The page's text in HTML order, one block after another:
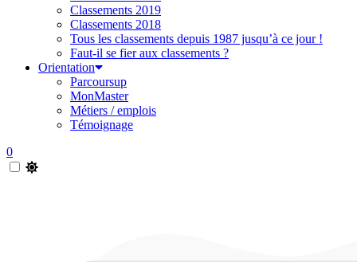
Classements 2019
Classements 2018
Tous les classements depuis 1987 jusqu’à ce jour !
Faut-il se fier aux classements ?
Orientation
Parcoursup
MonMaster
Métiers / emplois
Témoignage
0